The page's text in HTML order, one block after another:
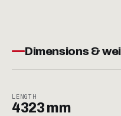
Dimensions &
LENGTH
4323 mm